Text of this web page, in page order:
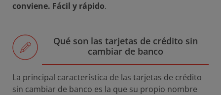
conviene. Fácil y rápido.
Qué son las tarjetas de crédito sin
cambiar de banco
La principal característica de las tarjetas de crédito
sin cambiar de banco es la que su propio nombre